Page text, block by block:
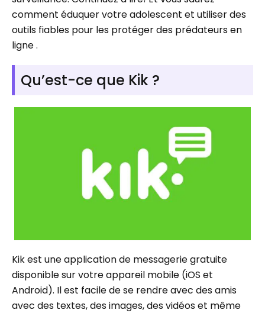
comment éduquer votre adolescent et utiliser des
outils fiables pour les protéger des prédateurs en
ligne .
Qu’est-ce que Kik ?
Kik est une application de messagerie gratuite
disponible sur votre appareil mobile (iOS et
Android). Il est facile de se rendre avec des amis
avec des textes, des images, des vidéos et même